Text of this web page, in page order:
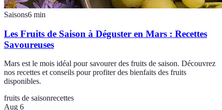
Saisons6 min
Les Fruits de Saison à Déguster en Mars : Recettes
Savoureuses
Mars est le mois idéal pour savourer des fruits de saison. Découvrez
nos recettes et conseils pour profiter des bienfaits des fruits
disponibles.
fruits de saisonrecettes
Aug 6